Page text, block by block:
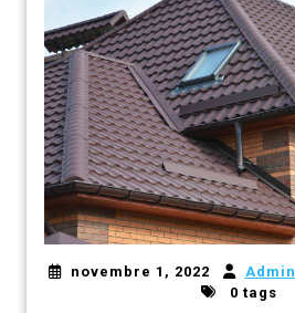
novembre 1, 2022 Admin
0 tags